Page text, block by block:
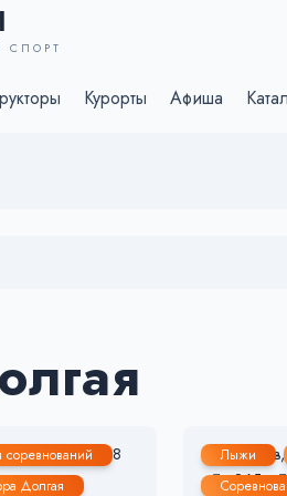
СПОРТ
Курорты Афиша
соревнований
Долгая
1-2 мин.
238
Лыжи
14
865